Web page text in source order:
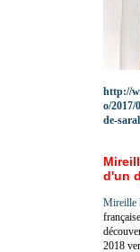
http://
o/2017/
de-
d'un
Mireille
2018